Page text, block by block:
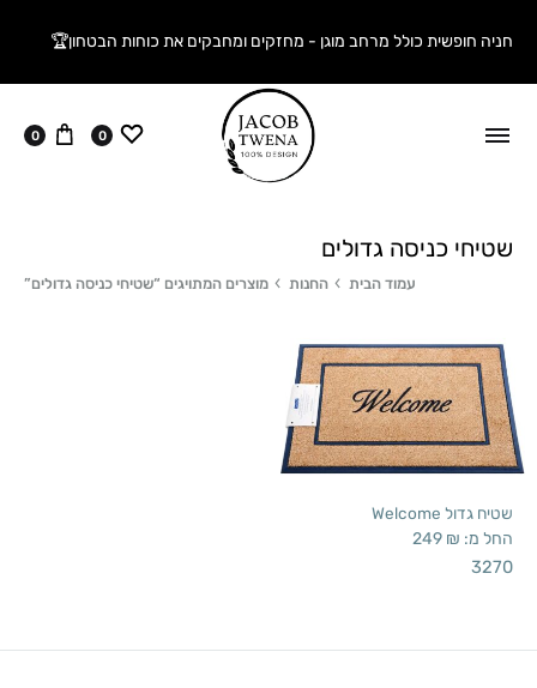
חניה חופשית כולל מרחב מוגן - מחזקים ומחבקים את כוחות הבטחון🏆
ווישליסט
0 עגלה
0
שטיחי כניסה גדולים
עמוד הבית החנות מוצרים המתויגים “שטיחי כניסה גדולים”
שטיח גדול Welcome
החל מ: 249 ₪
3270